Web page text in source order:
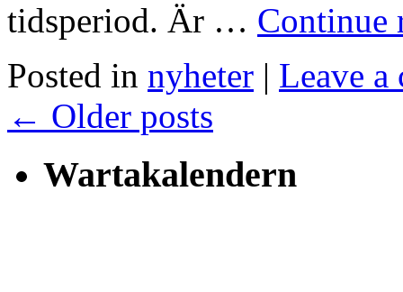
tidsperiod. Är … Continue
Posted in nyheter | Leave a
← Older posts
Wartakalendern